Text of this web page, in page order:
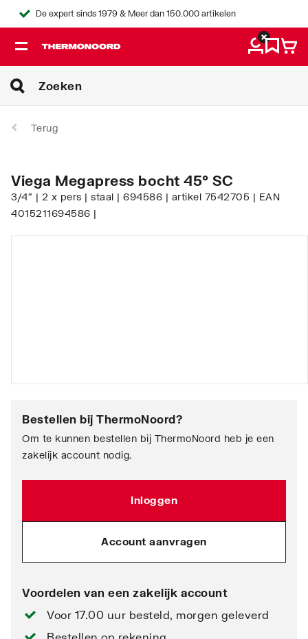
De expert sinds 1979 & Meer dan 150.000 artikelen
Terug
Viega Megapress bocht 45° SC
3/4" | 2 x pers | staal | 694586 | artikel 7542705 | EAN
4015211694586 |
Bestellen bij ThermoNoord?
Om te kunnen bestellen bij ThermoNoord heb je een
zakelijk account nodig.
Inloggen
Account aanvragen
Voordelen van een zakelijk account
Voor 17.00 uur besteld, morgen geleverd
Bestellen op rekening